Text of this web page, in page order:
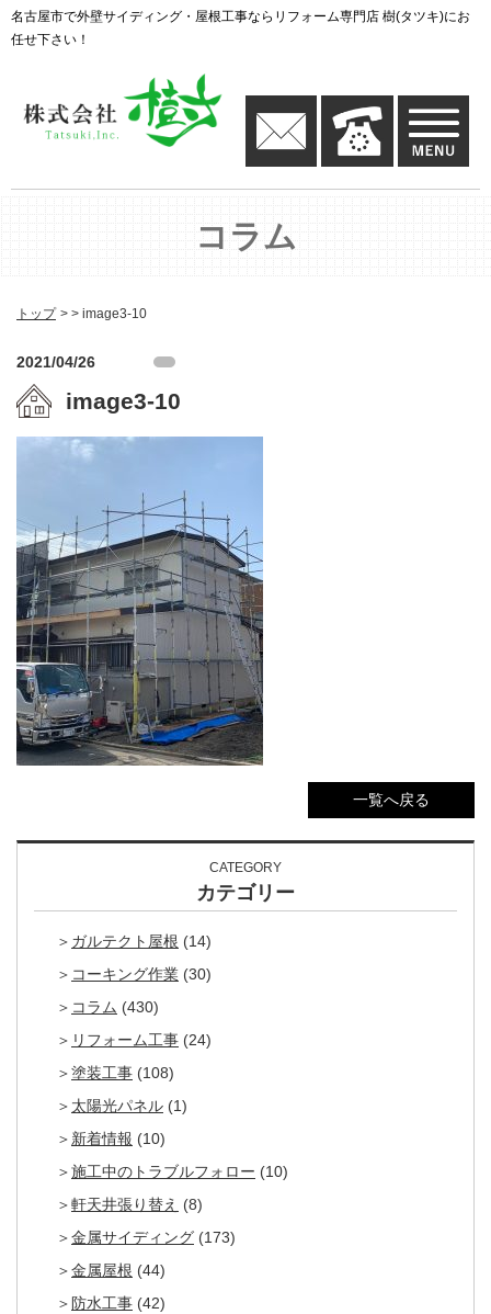
名古屋市で外壁サイディング・屋根工事ならリフォーム専門店 樹(タツキ)にお
任せ下さい！
コラム
トップ image3-10
2021/04/26
image3-10
一覧へ戻る
CATEGORY
カテゴリー
ガルテクト屋根 (14)
コーキング作業 (30)
コラム (430)
リフォーム工事 (24)
塗装工事 (108)
太陽光パネル (1)
新着情報 (10)
施工中のトラブルフォロー (10)
軒天井張り替え (8)
金属サイディング (173)
金属屋根 (44)
防水工事 (42)